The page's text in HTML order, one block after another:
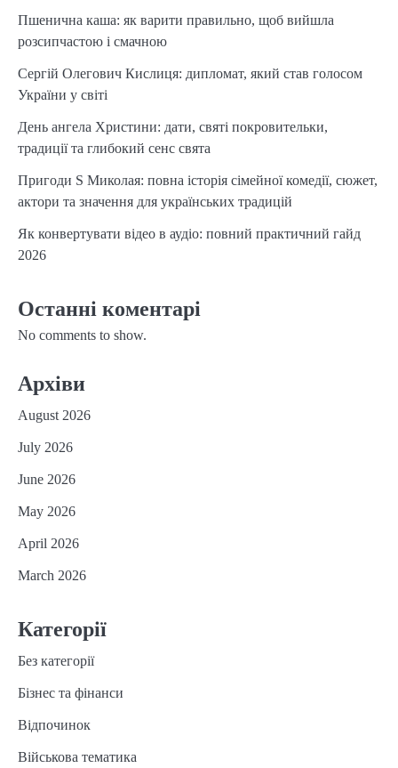
Пшенична каша: як варити правильно, щоб вийшла
розсипчастою і смачною
Сергій Олегович Кислиця: дипломат, який став голосом
України у світі
День ангела Христини: дати, святі покровительки,
традиції та глибокий сенс свята
Пригоди S Миколая: повна історія сімейної комедії, сюжет,
актори та значення для українських традицій
Як конвертувати відео в аудіо: повний практичний гайд
2026
Останні коментарі
No comments to show.
Архіви
August 2026
July 2026
June 2026
May 2026
April 2026
March 2026
Категорії
Без категорії
Бізнес та фінанси
Відпочинок
Військова тематика